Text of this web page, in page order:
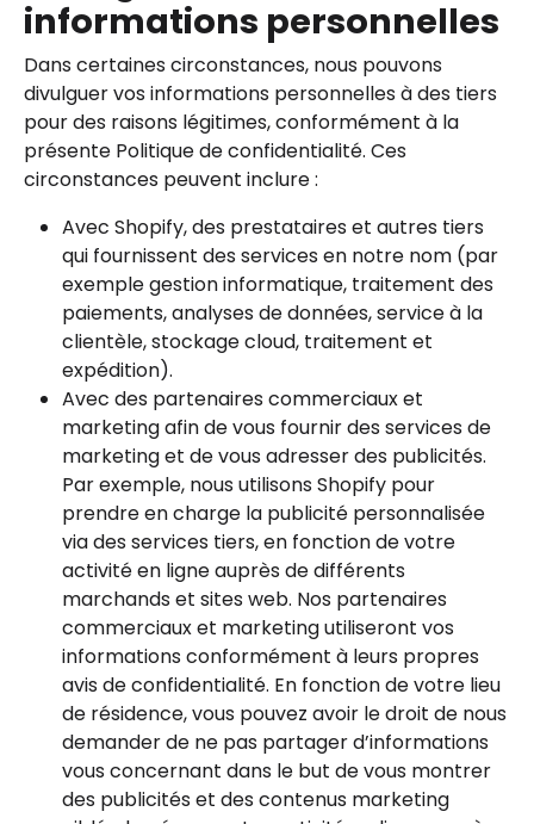
informations personnelles
Dans certaines circonstances, nous pouvons
divulguer vos informations personnelles à des tiers
pour des raisons légitimes, conformément à la
présente Politique de confidentialité. Ces
circonstances peuvent inclure :
Avec Shopify, des prestataires et autres tiers
qui fournissent des services en notre nom (par
exemple gestion informatique, traitement des
paiements, analyses de données, service à la
clientèle, stockage cloud, traitement et
expédition).
Avec des partenaires commerciaux et
marketing afin de vous fournir des services de
marketing et de vous adresser des publicités.
Par exemple, nous utilisons Shopify pour
prendre en charge la publicité personnalisée
via des services tiers, en fonction de votre
activité en ligne auprès de différents
marchands et sites web. Nos partenaires
commerciaux et marketing utiliseront vos
informations conformément à leurs propres
avis de confidentialité. En fonction de votre lieu
de résidence, vous pouvez avoir le droit de nous
demander de ne pas partager d’informations
vous concernant dans le but de vous montrer
des publicités et des contenus marketing